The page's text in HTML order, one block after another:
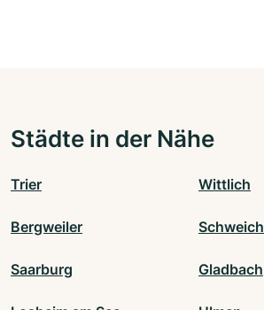
Städte in der Nähe
Trier Wittlich
Bergweiler Schweich
Saarburg Gladbach